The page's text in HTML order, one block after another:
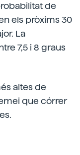
de
els pròxims 30
La
7,5 i 8 graus
altes de
que córrer